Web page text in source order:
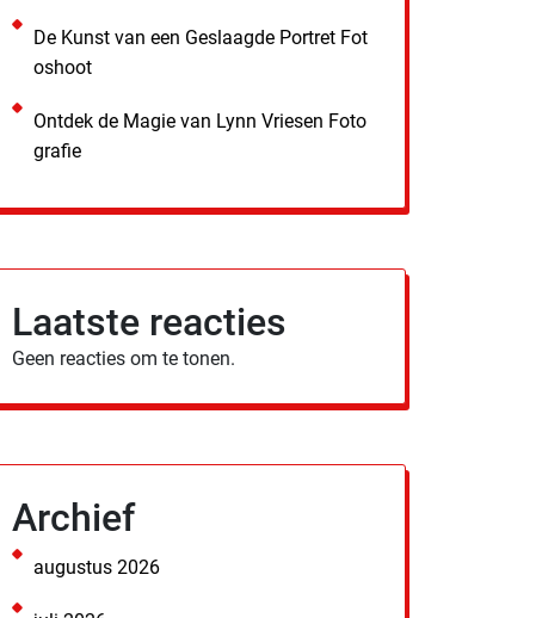
De Kunst van een Geslaagde Portret Fot
oshoot
Ontdek de Magie van Lynn Vriesen Foto
grafie
Laatste reacties
Geen reacties om te tonen.
Archief
augustus 2026